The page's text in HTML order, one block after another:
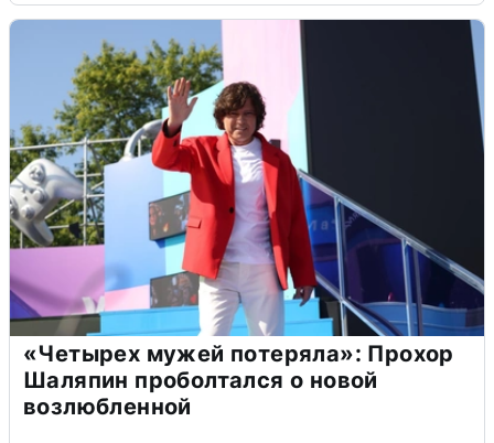
«Четырех мужей потеряла»: Прохор
Шаляпин проболтался о новой
возлюбленной